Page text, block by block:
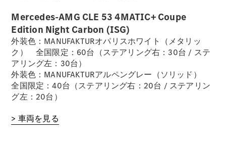
デザイン＆
コンセプト
カー
サステナビ
リティ
スポンサー
シップ /
CSR
メルセデ
Mercedes-AMG CLE 53 4MATIC+ Coupe
Edition Night Carbon (ISG)
外装色：MANUFAKTURオパリスホワイト（メタリッ
ク） 全国限定：60台（ステアリング右：30台 / ステ
アリング左：30台）
外装色：MANUFAKTURアルペングレー（ソリッド）
全国限定：40台（ステアリング右：20台 / ステアリン
グ左：20台）
> 車両を見る